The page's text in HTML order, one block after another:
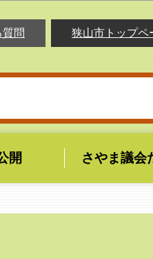
質問
狭山市トップペ
開 さやま議会